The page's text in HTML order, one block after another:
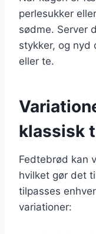
perlesukker
sødme. Server
stykker, og nyd
eller te.
klassisk
Fedtebrød kan
hvilket gør det
tilpasses
variationer: